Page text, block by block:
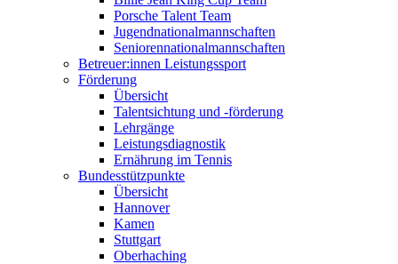
Porsche Talent Team
Jugendnationalmannschaften
Seniorennationalmannschaften
Betreuer:innen Leistungssport
Förderung
Übersicht
Talentsichtung und -förderung
Lehrgänge
Leistungsdiagnostik
Ernährung im Tennis
Bundesstützpunkte
Übersicht
Hannover
Kamen
Stuttgart
Oberhaching